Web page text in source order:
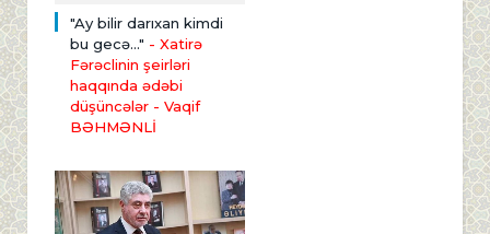
"Ay bilir darıxan kimdi
bu gecə..." - Xatirə
Fərəclinin şeirləri
haqqında ədəbi
düşüncələr - Vaqif
BƏHMƏNLİ